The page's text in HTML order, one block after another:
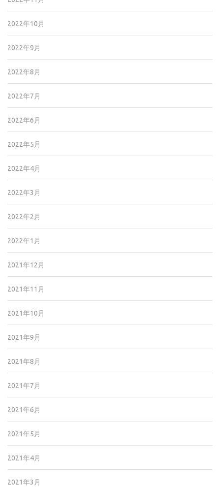
2022年10月
2022年9月
2022年8月
2022年7月
2022年6月
2022年5月
2022年4月
2022年3月
2022年2月
2022年1月
2021年12月
2021年11月
2021年10月
2021年9月
2021年8月
2021年7月
2021年6月
2021年5月
2021年4月
2021年3月